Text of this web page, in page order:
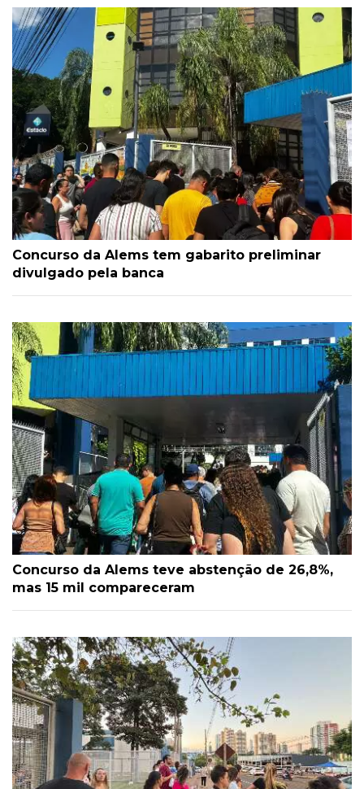
Concurso da Alems tem gabarito preliminar
divulgado pela banca
Concurso da Alems teve abstenção de 26,8%,
mas 15 mil compareceram